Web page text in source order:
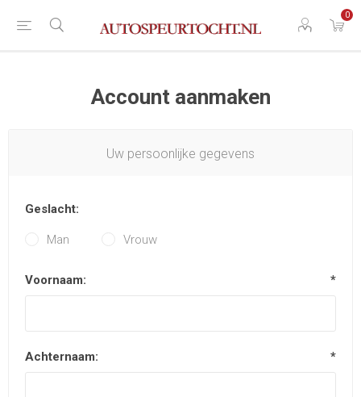
0
Account aanmaken
Uw persoonlijke gegevens
Geslacht:
Man Vrouw
Voornaam: *
Achternaam: *